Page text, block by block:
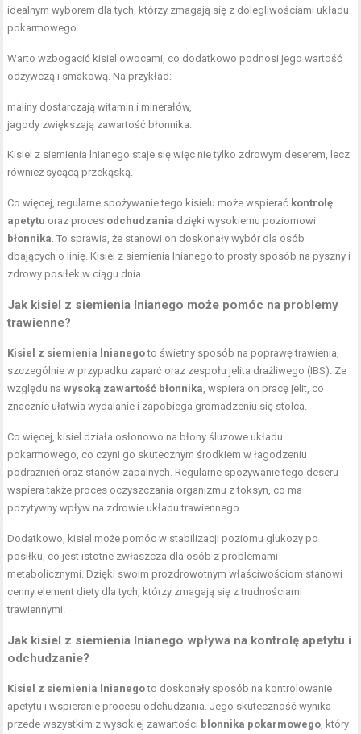
idealnym wyborem dla tych, którzy zmagają się z dolegliwościami układu
pokarmowego.
Warto wzbogacić kisiel owocami, co dodatkowo podnosi jego wartość
odżywczą i smakową. Na przykład:
maliny dostarczają witamin i minerałów,
jagody zwiększają zawartość błonnika.
Kisiel z siemienia lnianego staje się więc nie tylko zdrowym deserem, lecz
również sycącą przekąską.
Co więcej, regularne spożywanie tego kisielu może wspierać kontrolę
apetytu oraz proces odchudzania dzięki wysokiemu poziomowi
błonnika . To sprawia, że stanowi on doskonały wybór dla osób
dbających o linię. Kisiel z siemienia lnianego to prosty sposób na pyszny i
zdrowy posiłek w ciągu dnia.
Jak kisiel z siemienia lnianego może pomóc na problemy
trawienne?
Kisiel z siemienia lnianegoto świetny sposób na poprawę trawienia,
szczególnie w przypadku zaparć oraz zespołu jelita drażliwego (IBS). Ze
względu nawysoką zawartość błonnika , wspiera on pracę jelit, co
znacznie ułatwia wydalanie i zapobiega gromadzeniu się stolca.
Co więcej, kisiel działa osłonowo na błony śluzowe układu
pokarmowego, co czyni go skutecznym środkiem w łagodzeniu
podrażnień oraz stanów zapalnych. Regularne spożywanie tego deseru
wspiera także proces oczyszczania organizmu z toksyn, co ma
pozytywny wpływ na zdrowie układu trawiennego.
Dodatkowo, kisiel może pomóc w stabilizacji poziomu glukozy po
posiłku, co jest istotne zwłaszcza dla osób z problemami
metabolicznymi. Dzięki swoim prozdrowotnym właściwościom stanowi
cenny element diety dla tych, którzy zmagają się z trudnościami
trawiennymi.
Jak kisiel z siemienia lnianego wpływa na kontrolę apetytu i
odchudzanie?
Kisiel z siemienia lnianegoto doskonały sposób na kontrolowanie
apetytu i wspieranie procesu odchudzania. Jego skuteczność wynika
przede wszystkim z wysokiej zawartości błonnika pokarmowego , który